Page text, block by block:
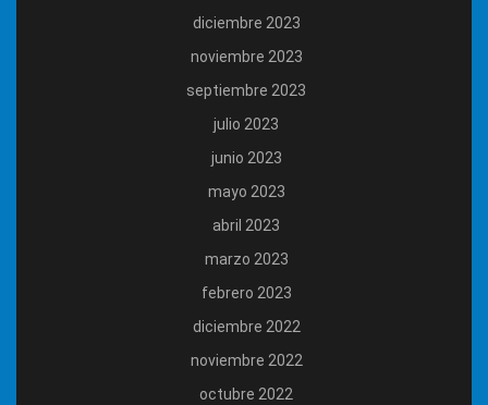
diciembre 2023
noviembre 2023
septiembre 2023
julio 2023
junio 2023
mayo 2023
abril 2023
marzo 2023
febrero 2023
diciembre 2022
noviembre 2022
octubre 2022